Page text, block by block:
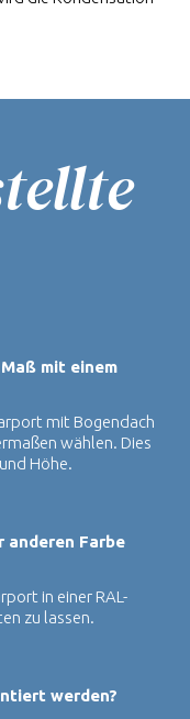
mit einem
mit Bogendach
wählen. Dies
Höhe.
anderen Farbe
in einer RAL-
zu lassen.
werden?